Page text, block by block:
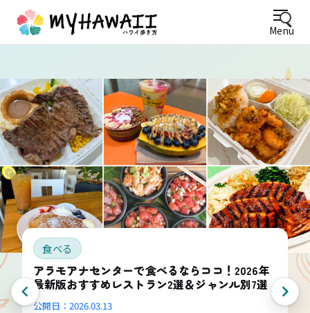
Menu
食べる
アラモアナセンターで食べるならココ！2026年
最新版おすすめレストラン2選＆ジャンル別7選
公開日： 2026.03.13